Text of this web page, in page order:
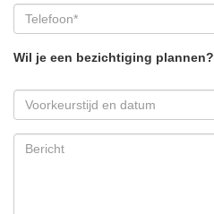
Wil je een bezichtiging plannen?